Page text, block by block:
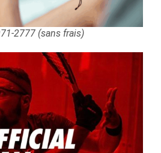
2777 (sans frais)